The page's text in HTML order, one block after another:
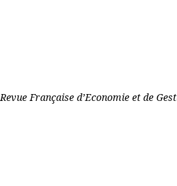
Revue Française d’Economie et de